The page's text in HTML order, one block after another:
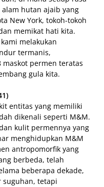
hutan ajaib yang
New York, tokoh-tokoh
memikat hati kita.
melakukan
termanis,
permen teratas
gula kita.
entitas yang memiliki
dikenali seperti M&M.
kulit permennya yang
menghidupkan M&M
antropomorfik yang
berbeda, telah
beberapa dekade,
suguhan, tetapi